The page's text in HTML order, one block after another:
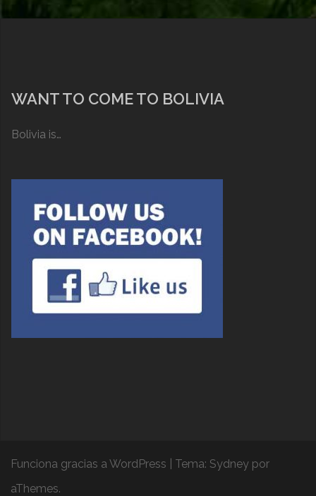
WANT TO COME TO BOLIVIA
Bolivia is…
Funciona gracias a WordPress Tema: Sydney por
aThemes.